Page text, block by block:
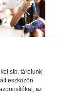
stb. tárolunk
eszközön
az